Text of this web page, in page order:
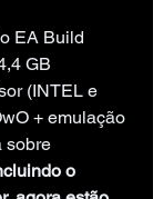
EA Build
GB
(INTEL e
+ emulação
sobre
o